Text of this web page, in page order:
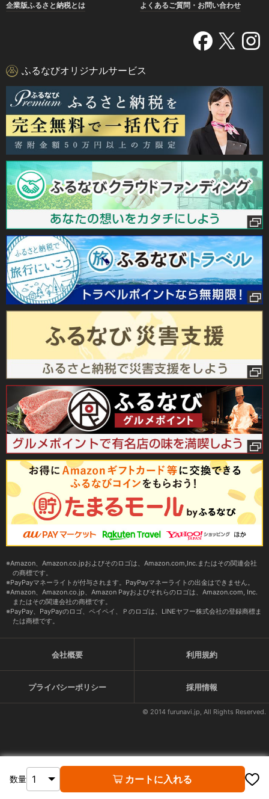
数量 カートに入れる
企業版ふるさと納税とは
よくあるご質問・お問い合わせ
ふるなびオリジナルサービス
Amazon、Amazon.co.jpおよびそのロゴは、Amazon.com,Inc.またはその関連会社
の商標です。
PayPayマネーライトが付与されます。PayPayマネーライトの出金はできません。
Amazon、Amazon.co.jp、Amazon Payおよびそれらのロゴは、Amazon.com, Inc.
またはその関連会社の商標です。
PayPay、PayPayのロゴ、ペイペイ、Ｐのロゴは、LINEヤフー株式会社の登録商標ま
たは商標です。
会社概要 利用規約
プライバシーポリシー 採用情報
© 2014 furunavi.jp, All Rights Reserved.